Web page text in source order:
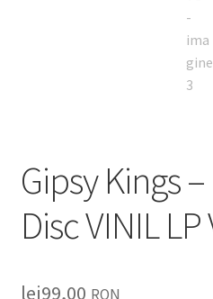
Gipsy Kings
Disc VINIL LP
lei99,00 RON